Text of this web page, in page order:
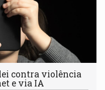
lei contra violência
e via IA